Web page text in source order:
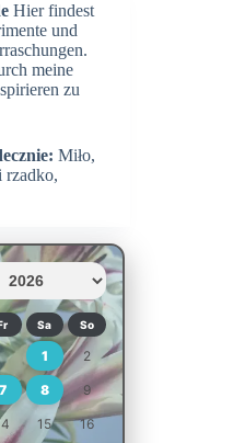
Hier findest
und
meine
zu
Miło,
rzadko,
Sa So
1 2
7 8 9
15 16